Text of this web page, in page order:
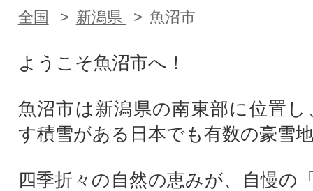
全国 新潟県 魚沼市
ようこそ魚沼市へ！
魚沼市は新潟県の南東部に位置
す積雪がある日本でも有数の豪雪
四季折々の自然の恵みが、自慢の